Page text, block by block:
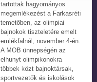
tartottak hagyományos
megemlékezést a Farkasréti
temetőben, az olimpiai
bajnokok tiszteletére emelt
emlékfalnál, november 4-én.
A MOB ünnepségén az
elhunyt olimpikonokra
többek közt bajnoktársak,
sportvezetők és iskolások